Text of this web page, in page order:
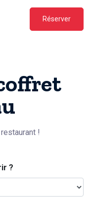
Réserver
!
?